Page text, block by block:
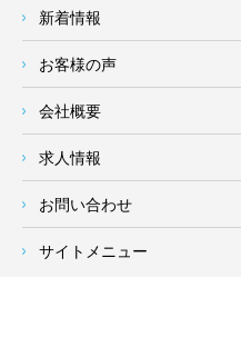
新着情報
お客様の声
会社概要
求人情報
お問い合わせ
サイトメニュー